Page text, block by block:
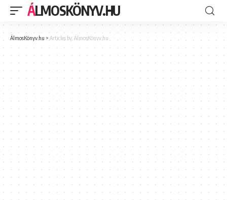
ÁLMOSKÖNYV.HU
ÁlmosKönyv.hu > Articles by: ÁlmosKönyv.hu